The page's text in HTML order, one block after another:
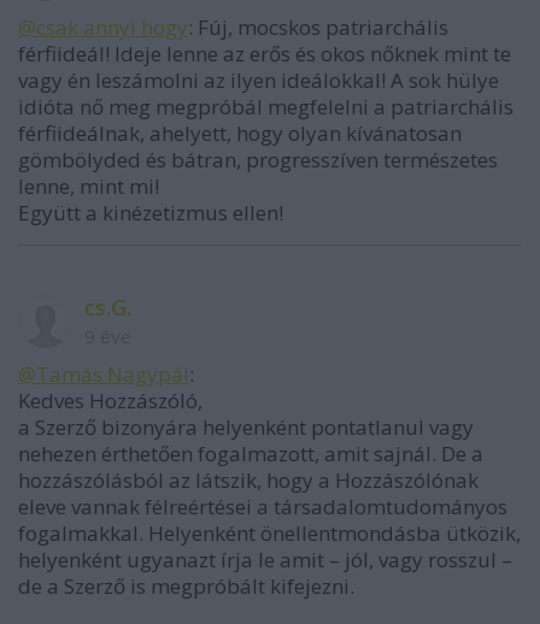
@csak annyi hogy: Fúj, mocskos patriarchális
férfiideál! Ideje lenne az erős és okos nőknek mint te
vagy én leszámolni az ilyen ideálokkal! A sok hülye
idióta nő meg megpróbál megfelelni a patriarchális
férfiideálnak, ahelyett, hogy olyan kívánatosan
gömbölyded és bátran, progresszíven természetes
lenne, mint mi!
Együtt a kinézetizmus ellen!
cs.G.
@Tamás Nagypál:
Kedves Hozzászóló,
a Szerző bizonyára helyenként pontatlanul vagy
nehezen érthetően fogalmazott, amit sajnál. De a
hozzászólásból az látszik, hogy a Hozzászólónak
eleve vannak félreértései a társadalomtudományos
fogalmakkal. Helyenként önellentmondásba ütközik,
helyenként ugyanazt írja le amit – jól, vagy rosszul –
de a Szerző is megpróbált kifejezni.